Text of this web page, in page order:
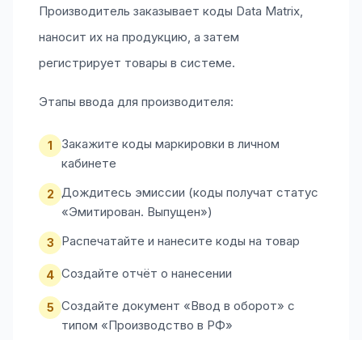
Производитель заказывает коды Data Matrix,
наносит их на продукцию, а затем
регистрирует товары в системе.
Этапы ввода для производителя:
1
Закажите коды маркировки в личном
кабинете
2 Дождитесь эмиссии (коды получат статус
«Эмитирован. Выпущен»)
3 Распечатайте и нанесите коды на товар
4 Создайте отчёт о нанесении
5 Создайте документ «Ввод в оборот» с
типом «Производство в РФ»